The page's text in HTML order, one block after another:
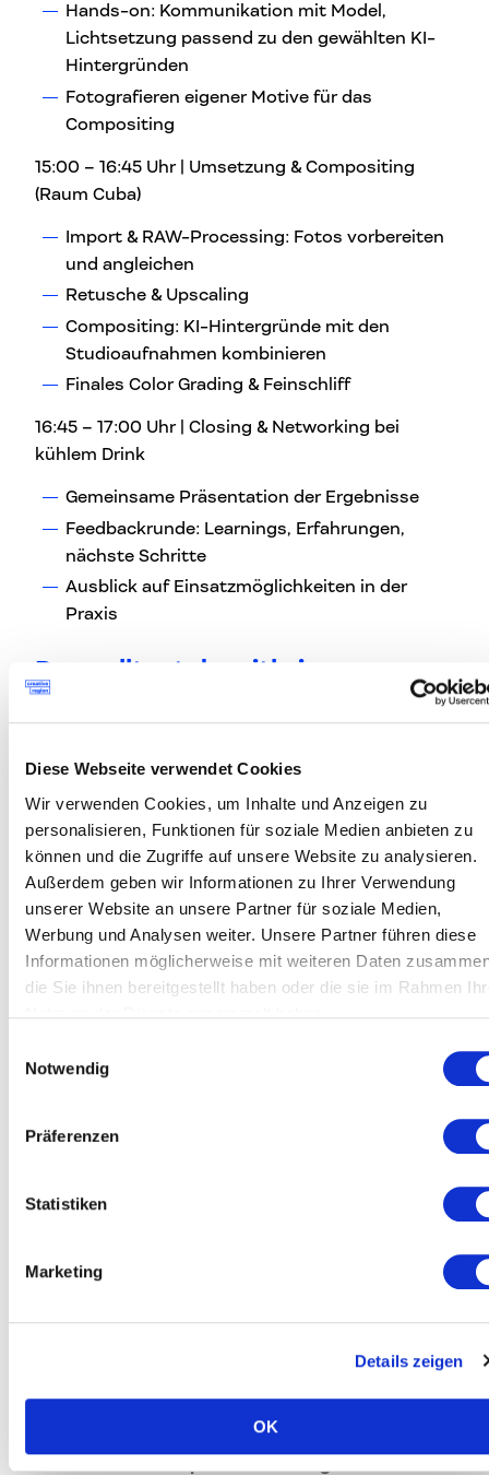
Diese Webseite verwendet Cookies
Wir verwenden Cookies, um Inhalte und Anzeigen zu
personalisieren, Funktionen für soziale Medien anbieten zu
können und die Zugriffe auf unsere Website zu analysieren.
Außerdem geben wir Informationen zu Ihrer Verwendung
unserer Website an unsere Partner für soziale Medien,
Werbung und Analysen weiter. Unsere Partner führen diese
Informationen möglicherweise mit weiteren Daten
die Sie ihnen bereitgestellt haben oder die sie im Rahmen
Notwendig
Präferenzen
Statistiken
Marketing
Details zeigen
OK
Hands-on: Kommunikation mit Model,
Lichtsetzung passend zu den gewählten KI-
Hintergründen
Fotografieren eigener Motive für das
Compositing
15:00 – 16:45 Uhr | Umsetzung & Compositing
(Raum Cuba)
Import & RAW-Processing: Fotos vorbereiten
und angleichen
Retusche & Upscaling
Compositing: KI-Hintergründe mit den
Studioaufnahmen kombinieren
Finales Color Grading & Feinschliff
16:45 – 17:00 Uhr | Closing & Networking bei
kühlem Drink
Gemeinsame Präsentation der Ergebnisse
Feedbackrunde: Learnings, Erfahrungen,
nächste Schritte
Ausblick auf Einsatzmöglichkeiten in der
Praxis
Das solltest du mitbringen:
Laptop
Adobe Lightroom Classic oder Capture One
Pixelgenerierungs-Software: Midjourney oder
Sora (ChatGPT Plus/Pro) oder vergleichbar
eigene Kamera
optional: eigenes Licht-Equipment
Tickets & Preise:
inkl. MwSt.) – jeweils für eine Person gültig
562,50€ exkl. MwSt.
(675 inkl. MwSt.) – jeweils für
Die Gruppengröße ist auf maximal 15–20
Fragen
Zahlungsmodalitäten: